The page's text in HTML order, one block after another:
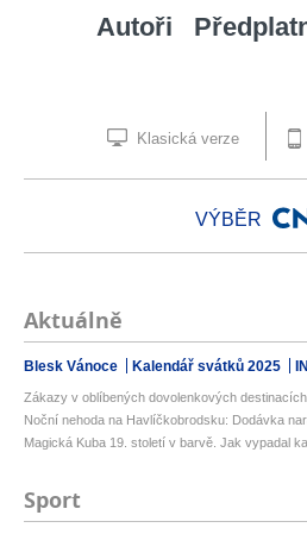
Autoři
Klasická verze
VÝBĚR
Aktuálně
Blesk Vánoce Kalendář svátků 2025
Zákazy v oblíbených dovolenkových
Noční nehoda na Havlíčkobrodsku: Dodávka
Magická Kuba 19. století v barvě. Jak vypadal
Sport